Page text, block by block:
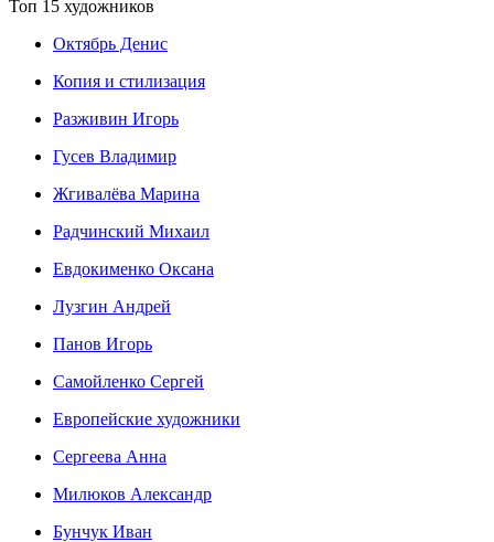
Топ 15 художников
Октябрь Денис
Копия и стилизация
Разживин Игорь
Гусев Владимир
Жгивалёва Марина
Радчинский Михаил
Евдокименко Оксана
Лузгин Андрей
Панов Игорь
Сaмoйленко Сергей
Европейские художники
Сергеева Анна
Милюков Александр
Бунчук Иван